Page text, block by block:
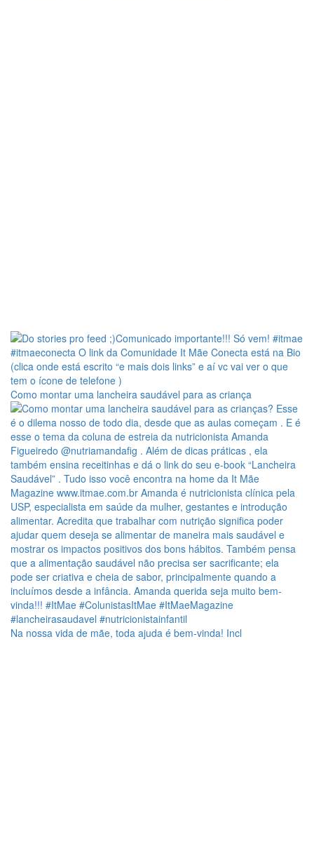
Como montar uma lancheira saudável para as criança
Na nossa vida de mãe, toda ajuda é bem-vinda! Incl